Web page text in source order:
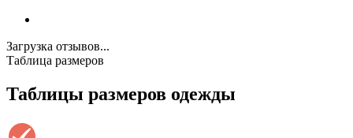
Загрузка отзывов...
Таблица размеров
Таблицы размеров одежды